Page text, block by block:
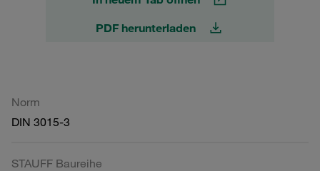
PDF herunterladen
Norm
DIN 3015-3
STAUFF Baureihe